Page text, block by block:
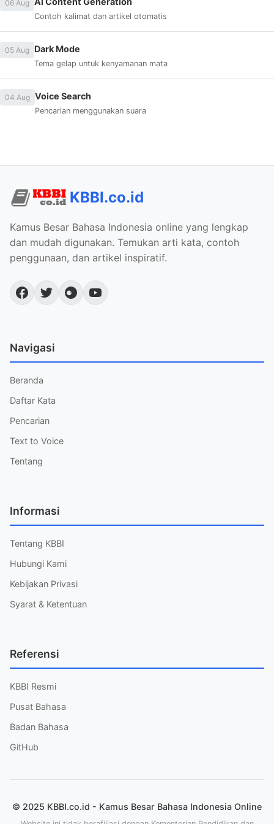
06 Aug
Contoh kalimat dan artikel otomatis
05 Aug Dark Mode
Tema gelap untuk kenyamanan mata
04 Aug Voice Search
Pencarian menggunakan suara
KBBI.co.id
Kamus Besar Bahasa Indonesia online yang lengkap
dan mudah digunakan. Temukan arti kata, contoh
penggunaan, dan artikel inspiratif.
Navigasi
Beranda
Daftar Kata
Pencarian
Text to Voice
Tentang
Informasi
Tentang KBBI
Hubungi Kami
Kebijakan Privasi
Syarat & Ketentuan
Referensi
KBBI Resmi
Pusat Bahasa
Badan Bahasa
GitHub
© 2025 KBBI.co.id - Kamus Besar Bahasa Indonesia Online